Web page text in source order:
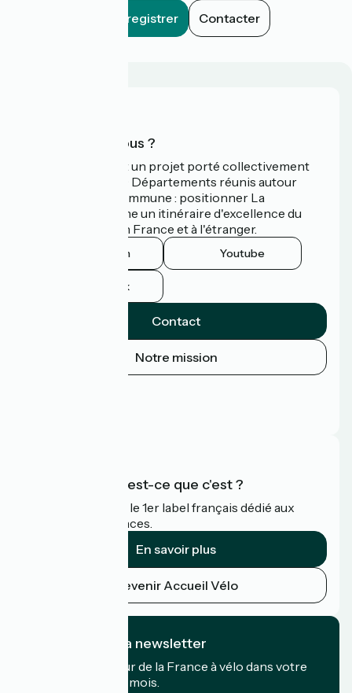
Enregistrer Contacter
Qui sommes-nous ?
La Vélodyssée est un projet porté collectivement
par 3 Régions et 9 Départements réunis autour
d'une ambition commune : positionner La
Vélodyssée comme un itinéraire d'excellence du
tourisme à vélo en France et à l'étranger.
Instagram Youtube
Facebook
Contact
Notre mission
Accueil Vélo qu'est-ce que c'est ?
Accueil Vélo c'est le 1er label français dédié aux
cyclistes en vacances.
En savoir plus
Devenir Accueil Vélo
Je m'abonne à la newsletter
Recevez le meilleur de la France à vélo dans votre
boîte mail chaque mois.